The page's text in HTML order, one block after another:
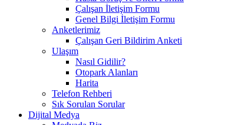
Çalışan İletişim Formu
Genel Bilgi İletişim Formu
Anketlerimiz
Çalışan Geri Bildirim Anketi
Ulaşım
Nasıl Gidilir?
Otopark Alanları
Harita
Telefon Rehberi
Sık Sorulan Sorular
Dijital Medya